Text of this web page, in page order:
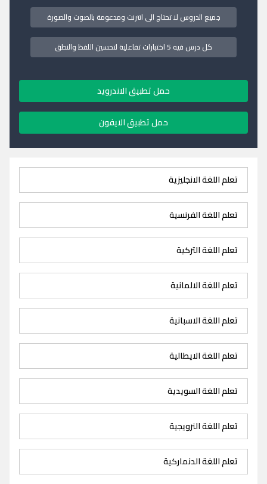
جميع الدروس لا تحتاج الى انترنت ومدعومة بالصوت والصورة
كل درس فيه 5 اختبارات تفاعلية لتحسين اللفظ والنطق
حمل تطبيق الاندرويد
حمل تطبيق الايفون
تعلم اللغة الانجليزية
تعلم اللغة الفرنسية
تعلم اللغة التركية
تعلم اللغة الالمانية
تعلم اللغة الاسبانية
تعلم اللغة الايطالية
تعلم اللغة السويدية
تعلم اللغة النرويجية
تعلم اللغة الدنماركية